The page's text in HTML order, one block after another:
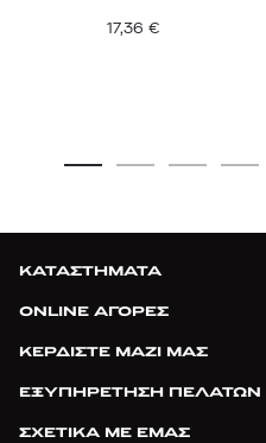
17,36 €
ΚΑΤΑΣΤΗΜΑΤΑ
ONLINE ΑΓΟΡΕΣ
ΚΕΡΔΙΣΤΕ ΜΑΖΙ ΜΑΣ
ΕΞΥΠΗΡΕΤΗΣΗ ΠΕΛΑΤΩΝ
ΣΧΕΤΙΚΑ ΜΕ ΕΜΑΣ